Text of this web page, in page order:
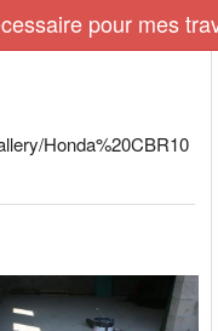
pour mes
Honda%20CBR10